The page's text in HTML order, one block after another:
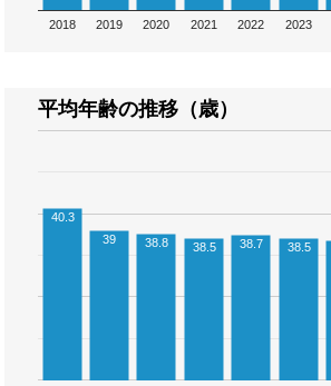
2018 2019 2020 2021 2022 2023
平均年齢の推移（歳）
40.3
39
38.8 38.5 38.7 38.5